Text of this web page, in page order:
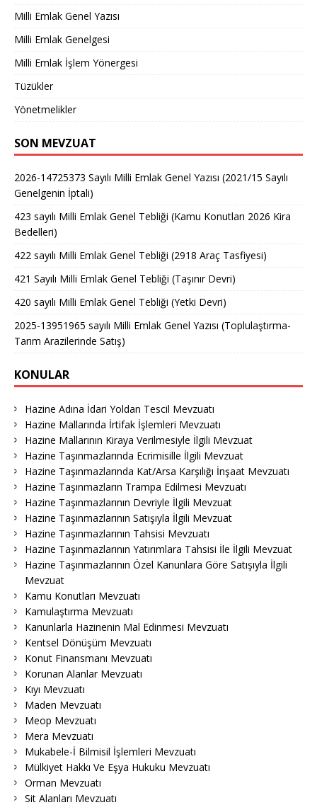
Milli Emlak Genel Yazısı
Milli Emlak Genelgesi
Milli Emlak İşlem Yönergesi
Tüzükler
Yönetmelikler
SON MEVZUAT
2026-14725373 Sayılı Milli Emlak Genel Yazısı (2021/15 Sayılı
Genelgenin İptali)
423 sayılı Milli Emlak Genel Tebliği (Kamu Konutları 2026 Kira
Bedelleri)
422 sayılı Milli Emlak Genel Tebliği (2918 Araç Tasfiyesi)
421 Sayılı Milli Emlak Genel Tebliği (Taşınır Devri)
420 sayılı Milli Emlak Genel Tebliği (Yetki Devri)
2025-13951965 sayılı Milli Emlak Genel Yazısı (Toplulaştırma-
Tarım Arazilerinde Satış)
KONULAR
Hazine Adına İdari Yoldan Tescil Mevzuatı
Hazine Mallarında İrtifak İşlemleri Mevzuatı
Hazine Mallarının Kiraya Verilmesiyle İlgili Mevzuat
Hazine Taşınmazlarında Ecrimisille İlgili Mevzuat
Hazine Taşınmazlarında Kat/Arsa Karşılığı İnşaat Mevzuatı
Hazine Taşınmazların Trampa Edilmesi Mevzuatı
Hazine Taşınmazlarının Devriyle İlgili Mevzuat
Hazine Taşınmazlarının Satışıyla İlgili Mevzuat
Hazine Taşınmazlarının Tahsisi Mevzuatı
Hazine Taşınmazlarının Yatırımlara Tahsisi İle İlgili Mevzuat
Hazine Taşınmazlarının Özel Kanunlara Göre Satışıyla İlgili
Mevzuat
Kamu Konutları Mevzuatı
Kamulaştırma Mevzuatı
Kanunlarla Hazinenin Mal Edinmesi Mevzuatı
Kentsel Dönüşüm Mevzuatı
Konut Finansmanı Mevzuatı
Korunan Alanlar Mevzuatı
Kıyı Mevzuatı
Maden Mevzuatı
Meop Mevzuatı
Mera Mevzuatı
Mukabele-İ Bilmisil İşlemleri Mevzuatı
Mülkiyet Hakkı Ve Eşya Hukuku Mevzuatı
Orman Mevzuatı
Sit Alanları Mevzuatı